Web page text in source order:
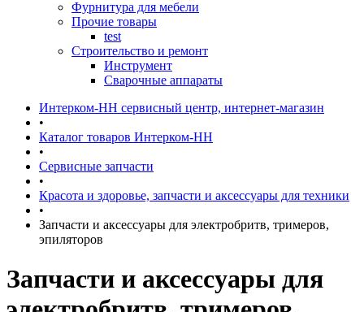
Фурнитура для мебели
Прочие товары
test
Строительство и ремонт
Инструмент
Сварочные аппараты
Интерком-НН сервисный центр, интернет-магазин
•
Каталог товаров Интерком-НН
•
Сервисные запчасти
•
Красота и здоровье, запчасти и аксессуары для техники
•
Запчасти и аксессуары для электробритв, тримеров,
эпиляторов
Запчасти и аксессуары для